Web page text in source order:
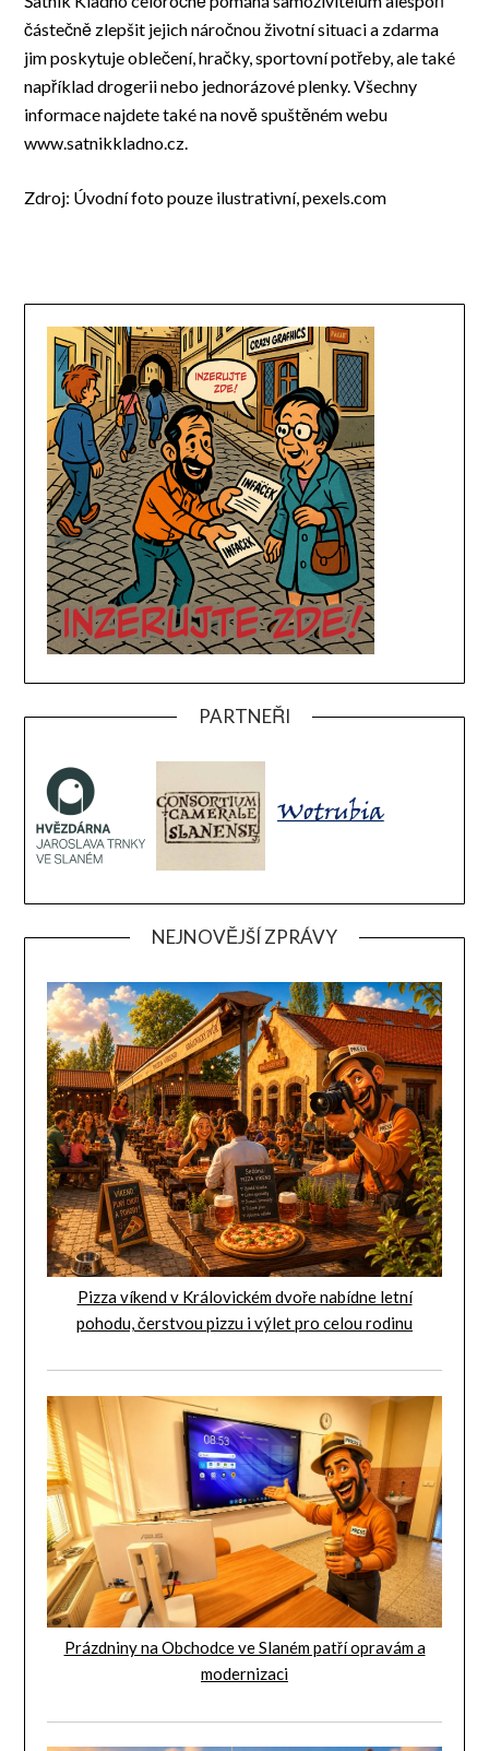
částečně zlepšit jejich náročnou životní situaci a zdarma
jim poskytuje oblečení, hračky, sportovní potřeby, ale také
například drogerii nebo jednorázové plenky. Všechny
informace najdete také na nově spuštěném webu
www.satnikkladno.cz.
Zdroj: Úvodní foto pouze ilustrativní, pexels.com
PARTNEŘI
NEJNOVĚJŠÍ ZPRÁVY
Pizza víkend v Královickém dvoře nabídne letní
pohodu, čerstvou pizzu i výlet pro celou rodinu
Prázdniny na Obchodce ve Slaném patří opravám a
modernizaci